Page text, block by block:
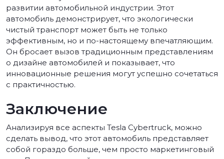
развитии автомобильной индустрии. Этот
автомобиль демонстрирует, что экологически
чистый транспорт может быть не только
эффективным, но и по-настоящему впечатляющим.
Он бросает вызов традиционным представлениям
о дизайне автомобилей и показывает, что
инновационные решения могут успешно сочетаться
с практичностью.
Заключение
Анализируя все аспекты Tesla Cybertruck, можно
сделать вывод, что этот автомобиль представляет
собой гораздо больше, чем просто маркетинговый